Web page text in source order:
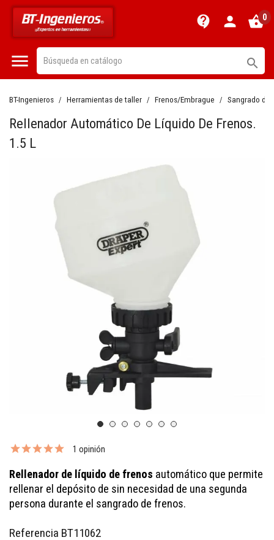
contact_support person shopping_basket0
 
BT-Ingenieros Herramientas de taller Frenos/Embrague Sangrado de
Rellenador Automático De Líquido De Frenos.
1.5 L
1 opinión
Rellenador de líquido de frenos automático que permite
rellenar el depósito de sin necesidad de una segunda
persona durante el sangrado de frenos.
Referencia BT11062